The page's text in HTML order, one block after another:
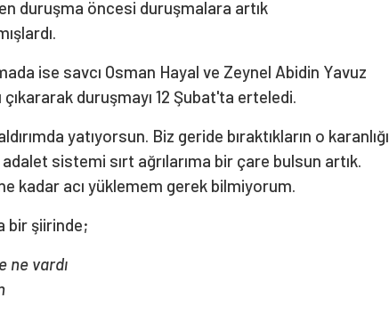
duruşma öncesi duruşmalara artık
ise savcı Osman Hayal ve Zeynel Abidin Yavuz
çıkararak duruşmayı 12 Şubat'ta erteledi.
yatıyorsun. Biz geride bıraktıkların o karanlığı
sistemi sırt ağrılarıma bir çare bulsun artık.
kadar acı yüklemem gerek bilmiyorum.
bir şiirinde;
ne vardı